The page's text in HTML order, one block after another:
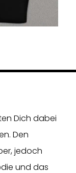
Dich dabei
Den
jedoch
und das